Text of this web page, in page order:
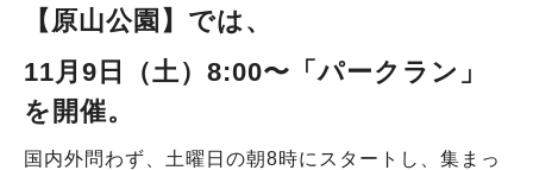
【原山公園 】 では、
11月9日（土）8:00〜 「パークラン」
を開催。
国内外問わず、土曜日の朝8時にスタートし、集まっ